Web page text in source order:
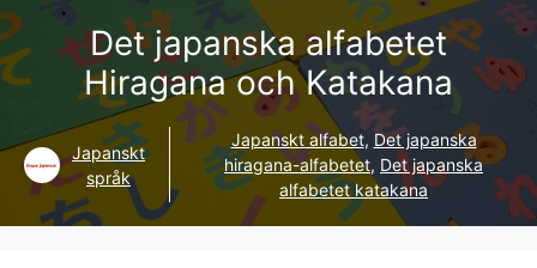
Det japanska alfabetet
Hiragana och Katakana
Japanskt
språk
Japanskt alfabet, Det japanska
hiragana-alfabetet, Det japanska
alfabetet katakana